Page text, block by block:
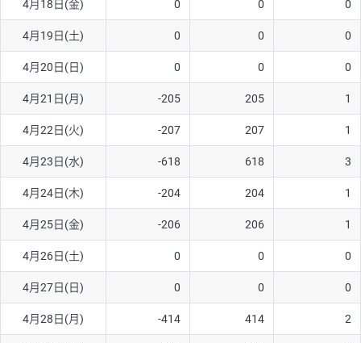
4月18日(金) 0 0 0
4月19日(土) 0 0 0
4月20日(日) 0 0 0
4月21日(月) -205 205 1
4月22日(火) -207 207 1
4月23日(水) -618 618 3
4月24日(木) -204 204 1
4月25日(金) -206 206 1
4月26日(土) 0 0 0
4月27日(日) 0 0 0
4月28日(月) -414 414 2